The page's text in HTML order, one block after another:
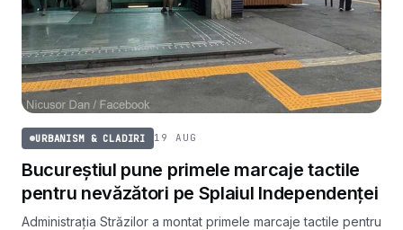
URBANISM & CLADIRI 19 AUG
Bucureștiul pune primele marcaje tactile
pentru nevăzători pe Splaiul Independenței
Administrația Străzilor a montat primele marcaje tactile pentru